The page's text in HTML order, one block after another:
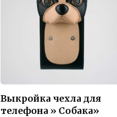
Выкройка чехла для
телефона » Собака»